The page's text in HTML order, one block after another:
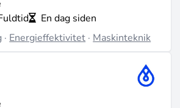
En dag siden
· Energieffektivitet · Maskinteknik